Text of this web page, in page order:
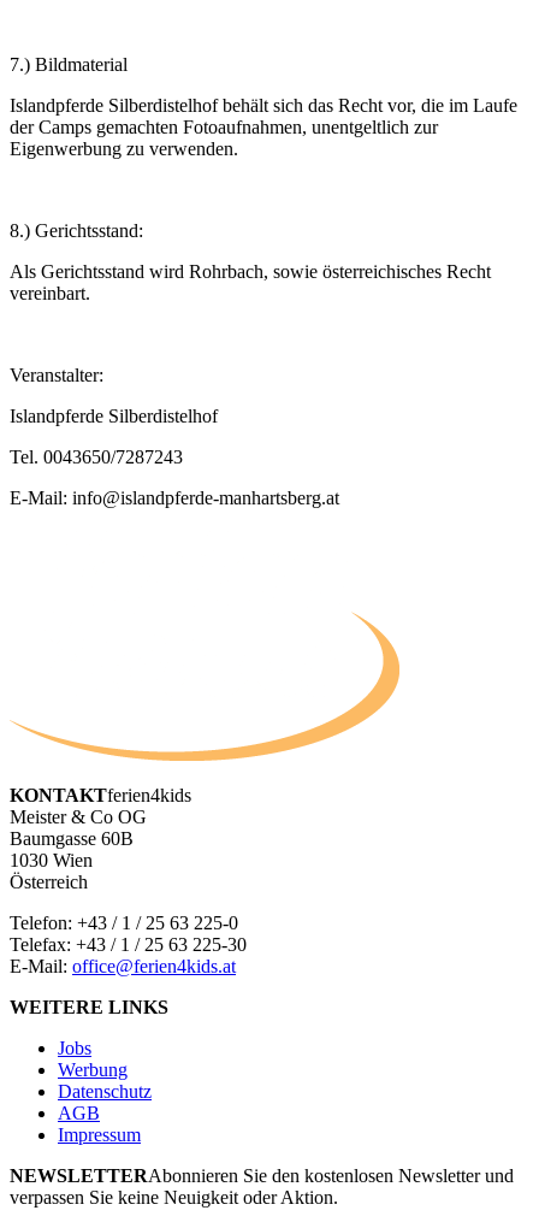
7.) Bildmaterial
Islandpferde Silberdistelhof behält sich das Recht vor, die im Laufe
der Camps gemachten Fotoaufnahmen, unentgeltlich zur
Eigenwerbung zu verwenden.
8.) Gerichtsstand:
Als Gerichtsstand wird Rohrbach, sowie österreichisches Recht
vereinbart.
Veranstalter:
Islandpferde Silberdistelhof
Tel. 0043650/7287243
E-Mail: info@islandpferde-manhartsberg.at
KONTAKTferien4kids
Meister & Co OG
Baumgasse 60B
1030 Wien
Österreich
Telefon: +43 / 1 / 25 63 225-0
Telefax: +43 / 1 / 25 63 225-30
E-Mail: office@ferien4kids.at
WEITERE LINKS
Jobs
Werbung
Datenschutz
AGB
Impressum
NEWSLETTERAbonnieren Sie den kostenlosen Newsletter und
verpassen Sie keine Neuigkeit oder Aktion.